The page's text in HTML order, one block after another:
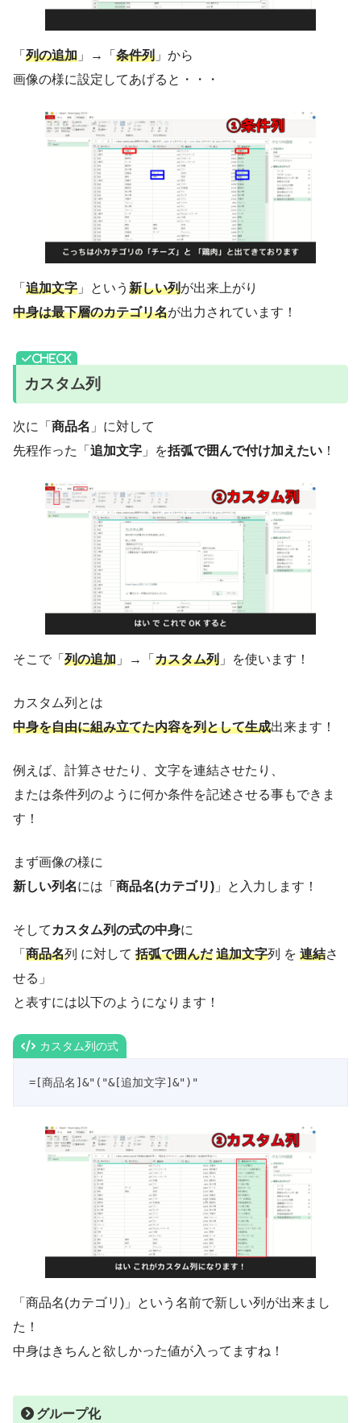
「 列の追加 」→「 条件列 」から
画像の様に設定してあげると・・・
「 追加文字 」という 新しい列が出来上がり
中身は最下層のカテゴリ名が出力されています！
カスタム列
次に「 商品名 」に対して
先程作った「 追加文字 」を括弧で囲んで付け加えたい ！
そこで「 列の追加 」→「 カスタム列 」を使います！
カスタム列とは
中身を自由に組み立てた内容を列として生成出来ます！
例えば、計算させたり、文字を連結させたり、
または条件列のように何か条件を記述させる事もできま
す！
まず画像の様に
新しい列名には「 商品名(カテゴリ) 」と入力します！
そして カスタム列の式の中身に
「 商品名列 に対して 括弧で囲んだ 追加文字列 を 連結さ
せる」
と表すには以下のようになります！
カスタム列の式
=[商品名]&"("&[追加文字]&")"
「商品名(カテゴリ)」という名前で新しい列が出来まし
た！
中身はきちんと欲しかった値が入ってますね！
グループ化